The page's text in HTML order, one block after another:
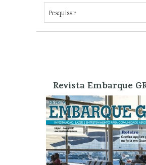
Revista Embarque